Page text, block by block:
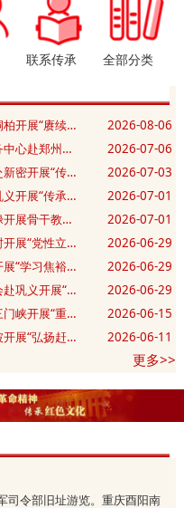
联系传承 全部分类
【20260716期】郑州**有限公司赴桐柏开展“赓续红色血脉 汲取奋进力量”党性修养专题培训班
2026-08-06
【20260703期】**大学后勤保障服务中心赴郑州开展“赓续精神践初心 实干笃行勇担当”主题党日活动
2026-07-06
【20260702期】河南**公司党支部赴新密开展“传承豫西抗战精神 筑牢党建应急先锋”主题党日活动
2026-07-03
【20260630期】河南省**党支部赴巩义开展“传承抗战精神 砥砺奋进新征程”庆七一主题党日活动
2026-07-01
【20260630期】**学校赴兰考焦裕禄开展骨干教师和班主任业务能力提升培训班
2026-07-01
【20260627期】**公司党总支赴开封开展“党性立身践政绩 清正廉洁葆底色”主题党日活动
2026-06-29
【20260626期】**有限公司赴兰考开展“学习焦裕禄精神 锤炼坚强党性”主题教育活动
2026-06-29
【20260623期】河南省**支部委员会赴巩义开展“党建共建凝合力 清风廉洁筑防线”主题党日活动
2026-06-29
【20260609期】河南省**党支部赴三门峡开展“重走长征红色足迹 赓续初心薪火相传”主题党日活动
2026-06-15
【20260605期】新乡**公司赴西柏坡开展“弘扬赶考精神 砥砺实干作风”红色教育培训班
2026-06-11
更多>>
司令部旧址游览。重庆酉阳南